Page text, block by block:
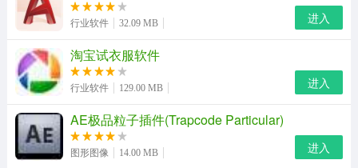
表情包目录
温馨提示：手机用户可以直接将下面的表情包保存到手机
之后在进行添加到微信qq表情使用的操作！
我要饭回来了
行业软件 32.09 MB 进入
淘宝试衣服软件
行业软件 129.00 MB 进入
AE极品粒子插件(Trapcode Particular)
图形图像 14.00 MB 进入